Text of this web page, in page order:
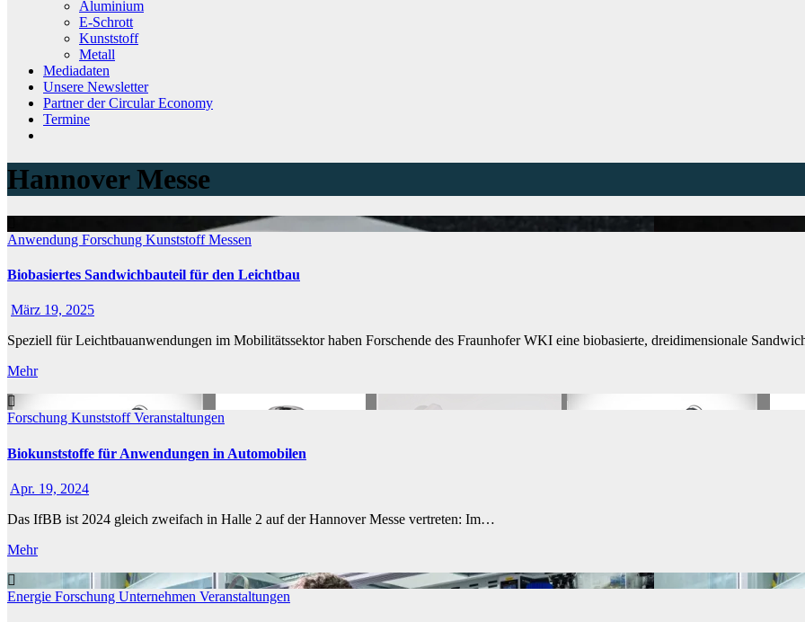
Aluminium
E-Schrott
Kunststoff
Metall
Mediadaten
Unsere Newsletter
Partner der Circular Economy
Termine
Hannover Messe
Anwendung Forschung KunststoffMessen
Biobasiertes Sandwichbauteil für den Leichtbau
März 19, 2025
Speziell für Leichtbauanwendungen im Mobilitätssektor haben Forschende des Fraunhofer WKI eine biobasierte, dreidimensionale
Mehr
Forschung KunststoffVeranstaltungen
Biokunststoffe für Anwendungen in Automobilen
Apr. 19, 2024
Das IfBB ist 2024 gleich zweifach in Halle 2 auf der Hannover Messe vertreten: Im…
Mehr
Energie Forschung Unternehmen Veranstaltungen